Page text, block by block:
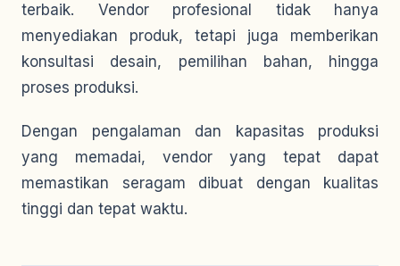
terbaik. Vendor profesional tidak hanya
menyediakan produk, tetapi juga memberikan
konsultasi desain, pemilihan bahan, hingga
proses produksi.
Dengan pengalaman dan kapasitas produksi
yang memadai, vendor yang tepat dapat
memastikan seragam dibuat dengan kualitas
tinggi dan tepat waktu.